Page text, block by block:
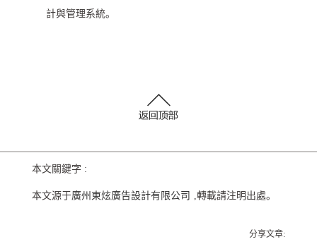
計與管理系統。
本文關鍵字 :
本文源于廣州東炫廣告設計有限公司 ,轉載請注明出處。
分享文章: